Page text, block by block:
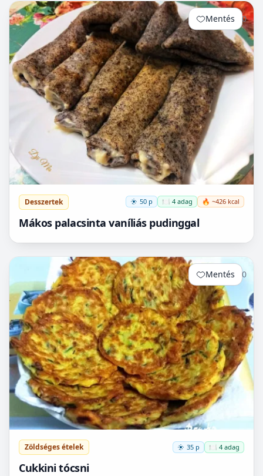
Mentés 0
Desszertek 50 p 🍽️ 4 adag 🔥 ~426 kcal
Mákos palacsinta vaníliás pudinggal
Mentés 0
Zöldséges ételek 35 p 🍽️ 4 adag
Cukkini tócsni